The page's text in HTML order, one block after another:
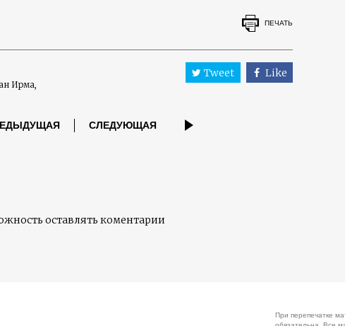
ПЕЧАТЬ
Ирма
Tweet Like
СЛЕДУЮЩАЯ
оставлять коментарии
При перепечатке